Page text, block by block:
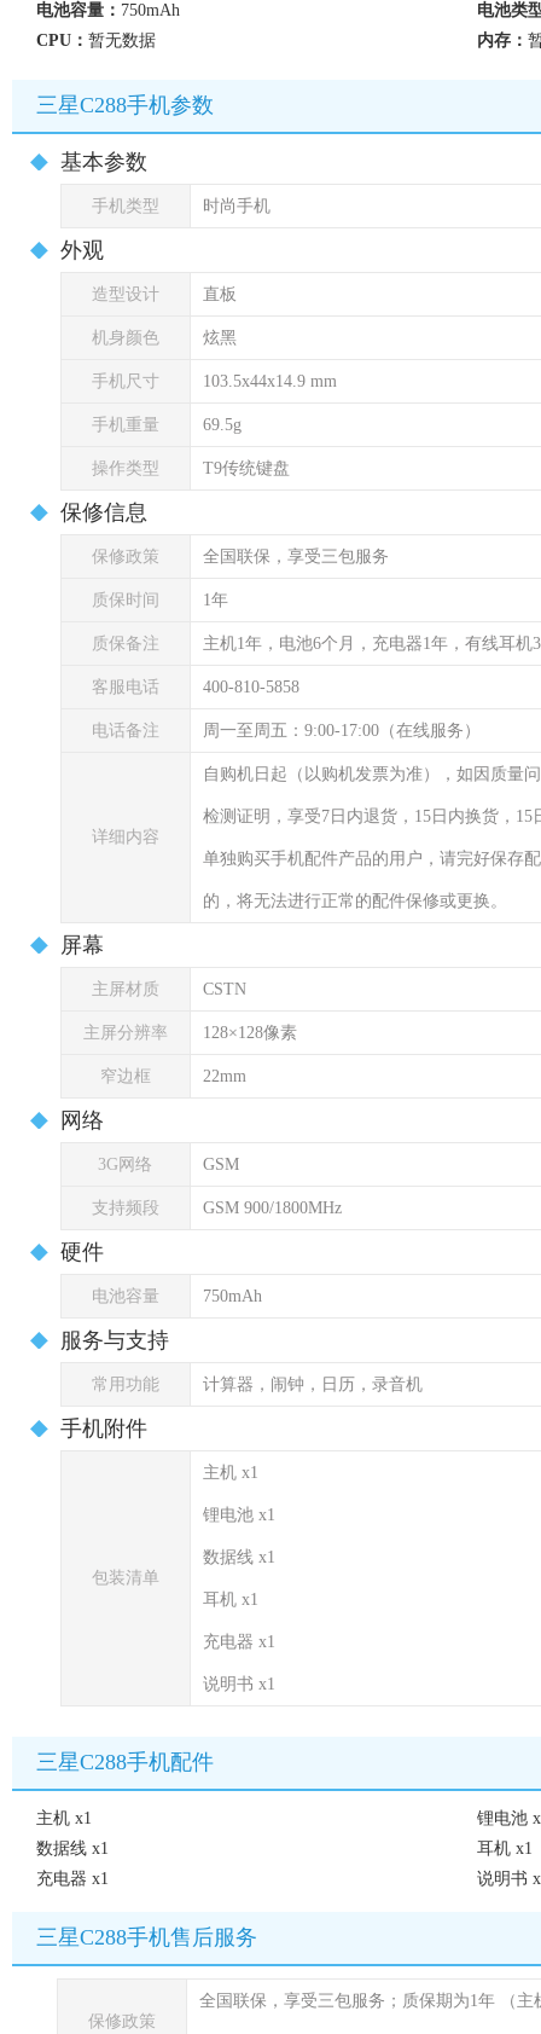
电池容量： 750mAh
电池类
CPU： 暂无数据 内存：
三星C288手机参数
基本参数
手机类型 时尚手机
外观
造型设计 直板
机身颜色 炫黑
手机尺寸 103.5x44x14.9 mm
手机重量 69.5g
操作类型 T9传统键盘
保修信息
保修政策 全国联保，享受三包服务
质保时间 1年
质保备注 主机1年，电池6个月，充电器1年，有线耳机
客服电话 400-810-5858
电话备注 周一至周五：9:00-17:00（在线服务）
详细内容
自购机日起（以购机发票为准），如因质量
检测证明，享受7日内退货，15日内换货，
单独购买手机配件产品的用户，请完好保存
的，将无法进行正常的配件保修或更换。
屏幕
主屏材质 CSTN
主屏分辨率 128×128像素
窄边框 22mm
网络
3G网络 GSM
支持频段 GSM 900/1800MHz
硬件
电池容量 750mAh
服务与支持
常用功能 计算器，闹钟，日历，录音机
手机附件
包装清单
主机 x1
锂电池 x1
数据线 x1
耳机 x1
充电器 x1
说明书 x1
三星C288手机配件
主机 x1
锂电池
数据线 x1
耳机 x1
充电器 x1
说明书
三星C288手机售后服务
保修政策
全国联保，享受三包服务；质保期为1年 （